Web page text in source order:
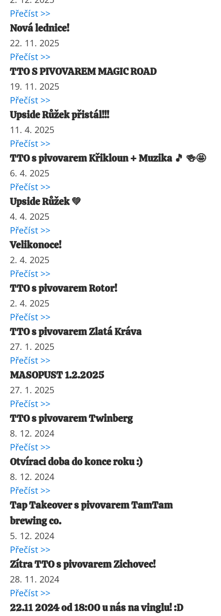
Přečíst >>
Nová lednice!
22. 11. 2025
Přečíst >>
TTO S PIVOVAREM MAGIC ROAD
19. 11. 2025
Přečíst >>
Upside Růžek přistál!!!
11. 4. 2025
Přečíst >>
TTO s pivovarem Křikloun + Muzika 🎵 🍻🤩
6. 4. 2025
Přečíst >>
Upside Růžek 💚
4. 4. 2025
Přečíst >>
Velikonoce!
2. 4. 2025
Přečíst >>
TTO s pivovarem Rotor!
2. 4. 2025
Přečíst >>
TTO s pivovarem Zlatá Kráva
27. 1. 2025
Přečíst >>
MASOPUST 1.2.2025
27. 1. 2025
Přečíst >>
TTO s pivovarem Twinberg
8. 12. 2024
Přečíst >>
Otvíraci doba do konce roku :)
8. 12. 2024
Přečíst >>
Tap Takeover s pivovarem TamTam
brewing co.
5. 12. 2024
Přečíst >>
Zítra TTO s pivovarem Zichovec!
28. 11. 2024
Přečíst >>
22.11 2024 od 18:00 u nás na vinglu! :D